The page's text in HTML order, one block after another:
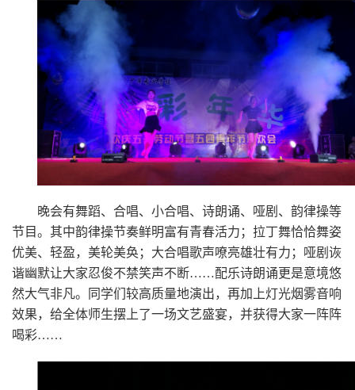
晚会有舞蹈、合唱、小合唱、诗朗诵、哑剧、韵律操等
节目。其中韵律操节奏鲜明富有青春活力；拉丁舞恰恰舞姿
优美、轻盈，美轮美奂；大合唱歌声嘹亮雄壮有力；哑剧诙
谐幽默让大家忍俊不禁笑声不断……配乐诗朗诵更是意境悠
然大气非凡。同学们较高质量地演出，再加上灯光烟雾音响
效果，给全体师生摆上了一场文艺盛宴，并获得大家一阵阵
喝彩……